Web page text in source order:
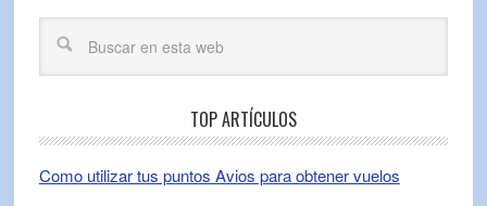
TOP ARTÍCULOS
Como utilizar tus puntos Avios para obtener vuelos